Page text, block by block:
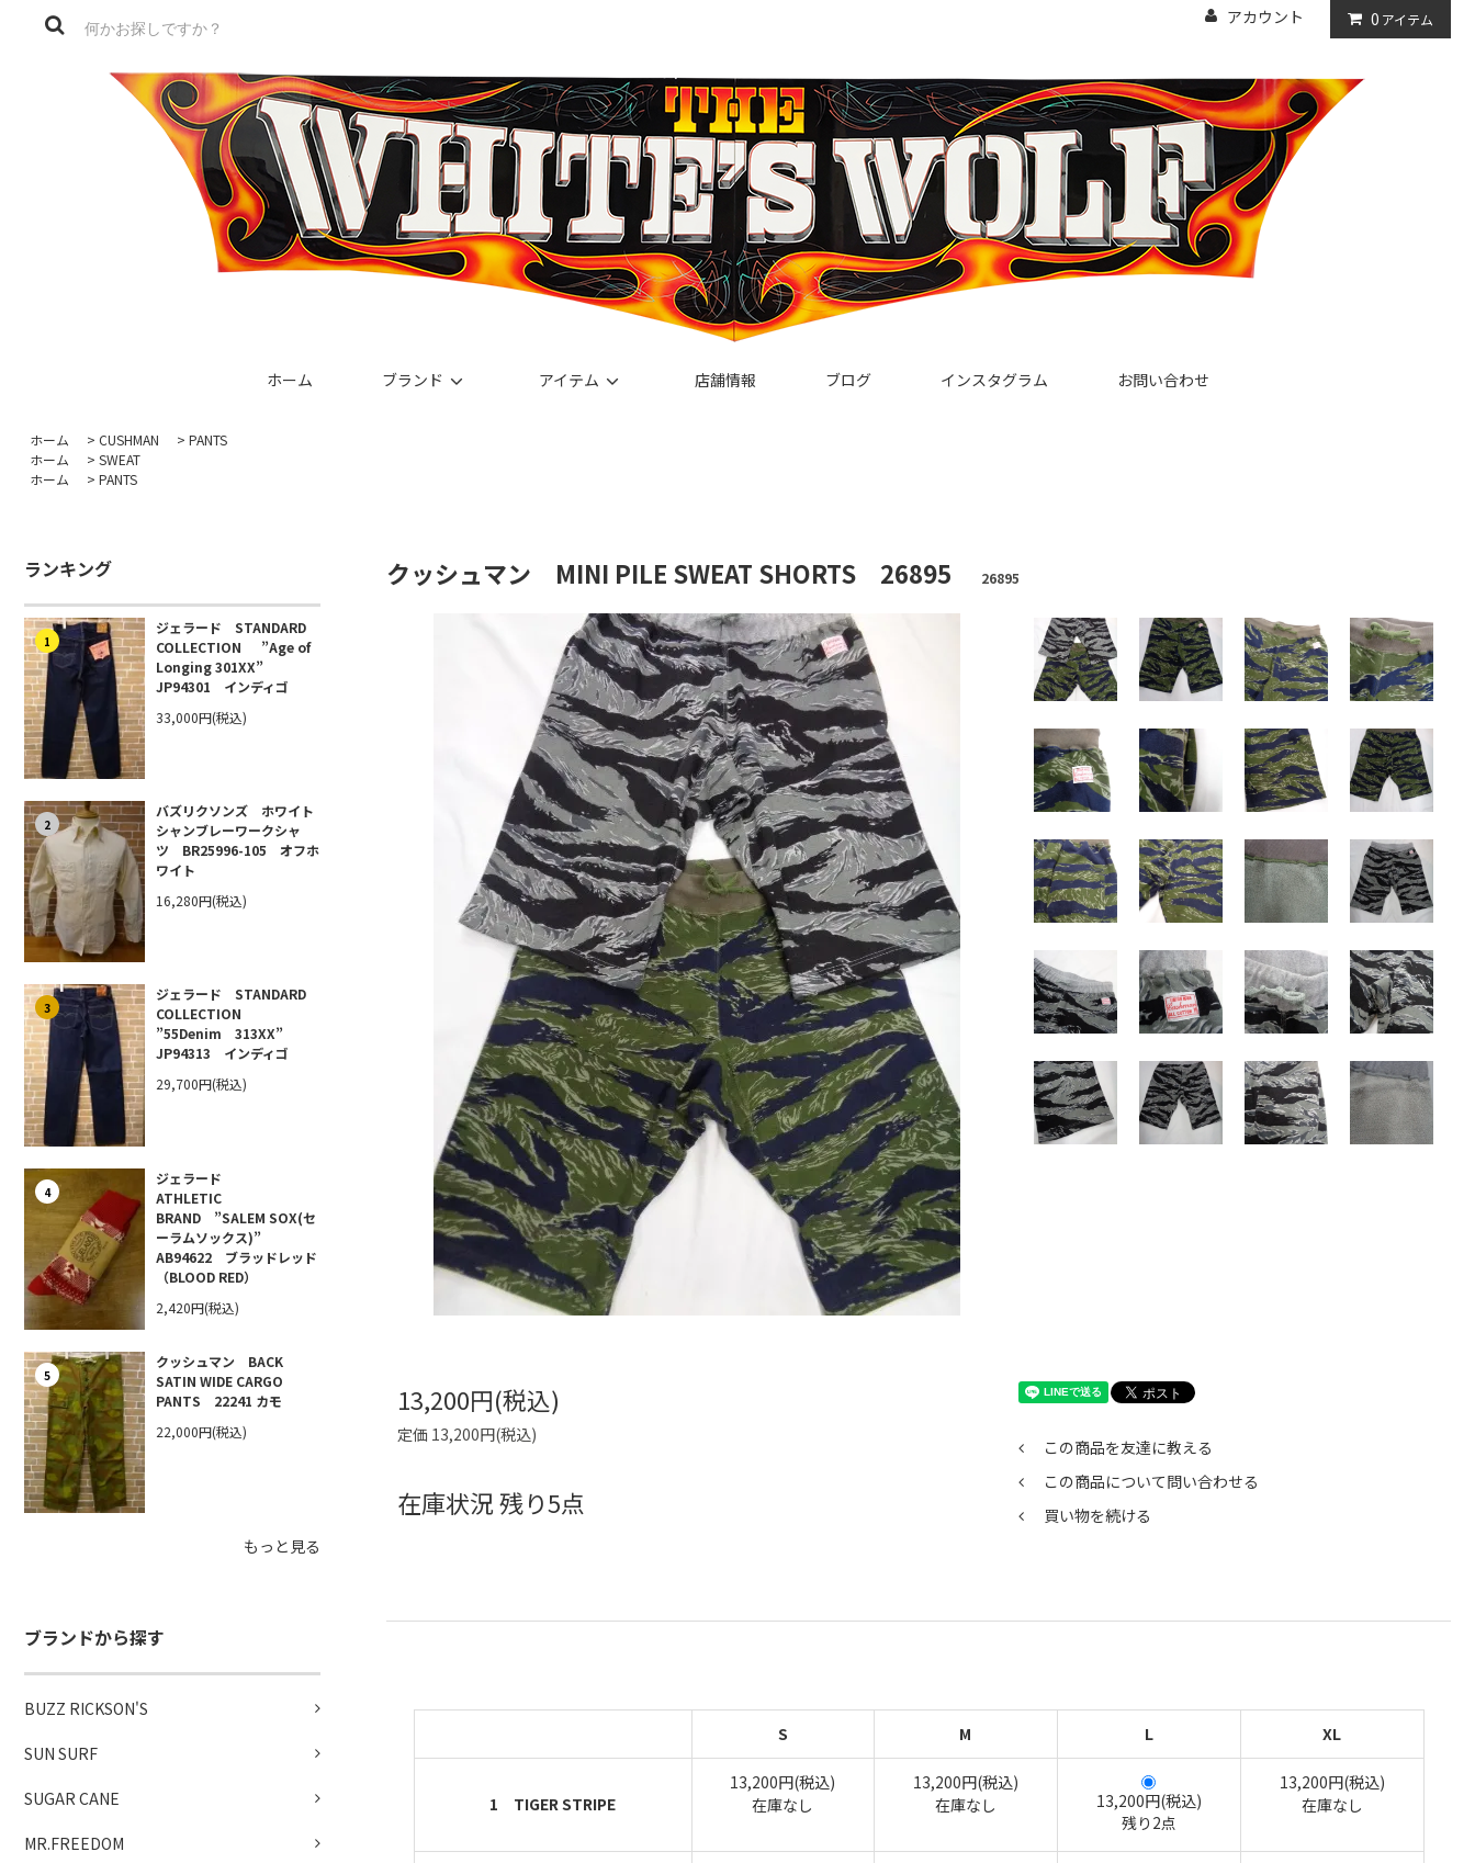
アカウント 0 アイテム
ホーム ブランド アイテム 店舗情報 ブログ インスタグラム お問い合わせ
ホーム > CUSHMAN > PANTS
ホーム
> SWEAT
ホーム
> PANTS
ランキング
1
ジェラード STANDARD
COLLECTION ”Age of
Longing 301XX”
JP94301 インディゴ
33,000円(税込)
2
バズリクソンズ ホワイト
シャンブレーワークシャ
ツ BR25996-105 オフホ
ワイト
16,280円(税込)
3
ジェラード STANDARD
COLLECTION
”55Denim 313XX”
JP94313 インディゴ
29,700円(税込)
4
ジェラード
ATHLETIC
BRAND ”SALEM SOX(セ
ーラムソックス)”
AB94622 ブラッドレッド
（BLOOD RED）
2,420円(税込)
5
クッシュマン BACK
SATIN WIDE CARGO
PANTS 22241 カモ
22,000円(税込)
もっと見る
ブランドから探す
BUZZ RICKSON'S
SUN SURF
SUGAR CANE
MR.FREEDOM
クッシュマン MINI PILE SWEAT SHORTS 26895 26895
13,200円(税込)
定価 13,200円(税込)
在庫状況 残り5点
この商品を友達に教える
この商品について問い合わせる
買い物を続ける
S M L XL
1 TIGER STRIPE
13,200円(税込)
在庫なし
13,200円(税込)
在庫なし
13,200円(税込)
残り2点
13,200円(税込)
在庫なし